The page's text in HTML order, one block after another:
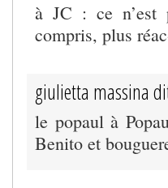
à JC : ce n’est
compris, plus
giulietta massina
le popaul à
Benito et